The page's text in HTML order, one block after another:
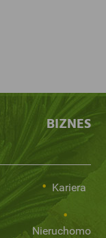
BIZNES
Kariera
Nieruchomości